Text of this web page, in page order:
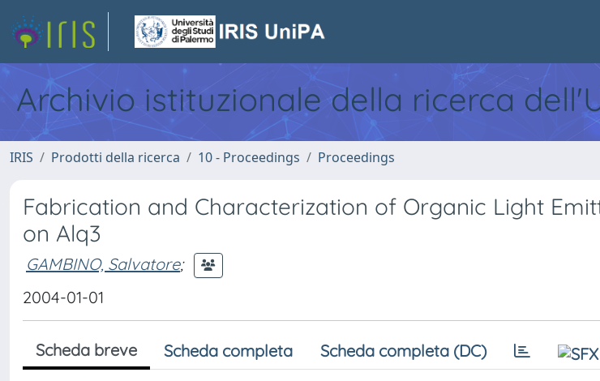
Archivio istituzionale della ricerca
IRIS Prodotti della ricerca 10 - Proceedings Proceedings
Fabrication and Characterization of Organic Light
on Alq3
GAMBINO, Salvatore;
2004-01-01
Scheda breve Scheda completa Scheda completa (DC)